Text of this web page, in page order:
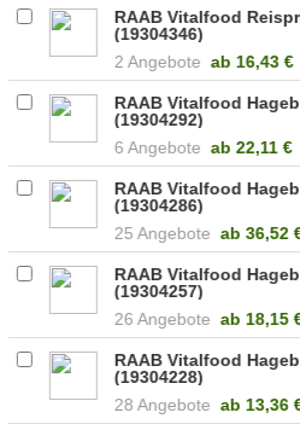
RAAB Vitalfood
(19304346)
2 Angebote ab 16,43 €
RAAB Vitalfood
(19304292)
6 Angebote ab 22,11 €
RAAB Vitalfood
(19304286)
25 Angebote ab 36,52
RAAB Vitalfood
(19304257)
26 Angebote ab 18,15
RAAB Vitalfood
(19304228)
28 Angebote ab 13,36